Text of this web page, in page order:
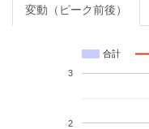
変動（ピーク前後）
合計
2
3